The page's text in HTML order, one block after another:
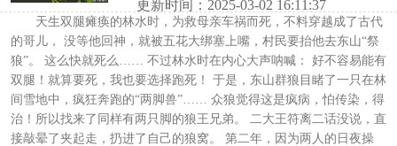
更新时间：2025-03-02 16:11:37
天生双腿瘫痪的林水时，为救母亲车祸而死，不料穿越成了古代
的哥儿， 没等他回神，就被五花大绑塞上嘴，村民要抬他去东山“祭
狼”。 这么快就死么…… 不过林水时在内心大声呐喊： 好不容易能有
双腿！就算要死，我也要选择跑死！ 于是，东山群狼目睹了一只在林
间雪地中，疯狂奔跑的“两脚兽”…… 众狼觉得这是疯病，怕传染，得
治！所以找来了同样有两只脚的狼王兄弟。 二大王符离二话没说，直
接敲晕了夹起走，扔进了自己的狼窝。 第二年，因为两人的日夜操